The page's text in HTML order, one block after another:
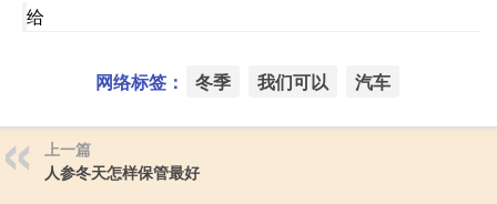
给
网络标签： 冬季 我们可以 汽车
上一篇
人参冬天怎样保管最好